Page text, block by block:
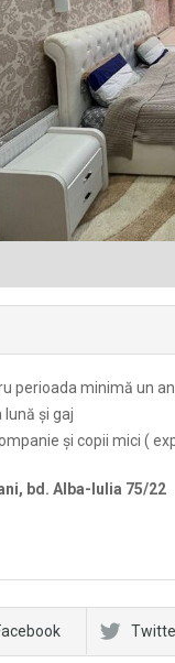
perioada minimă un
și gaj
și copii mici (
bd. Alba-Iulia 75/22